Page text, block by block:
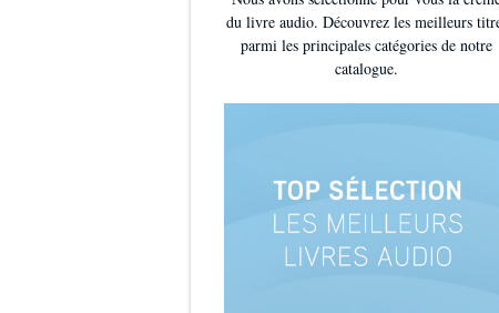
du livre audio. Découvrez les meilleurs
parmi les principales catégories de notre
catalogue.